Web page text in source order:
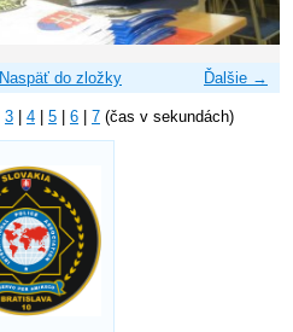
Ďalšie →
Naspäť do zložky
3 4 5 6 7 (čas v sekundách)